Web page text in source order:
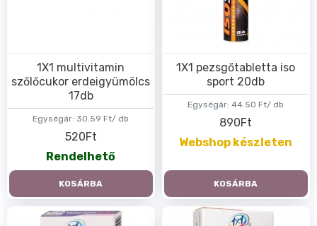
Egységár: 30.59 Ft/ db
1X1 multivitamin
szőlőcukor erdeigyümölcs
17db
520Ft
Rendelhető
KOSÁRBA
Egységár: 44.50 Ft/ db
1X1 pezsgőtabletta iso
sport 20db
890Ft
Webshop készleten
KOSÁRBA